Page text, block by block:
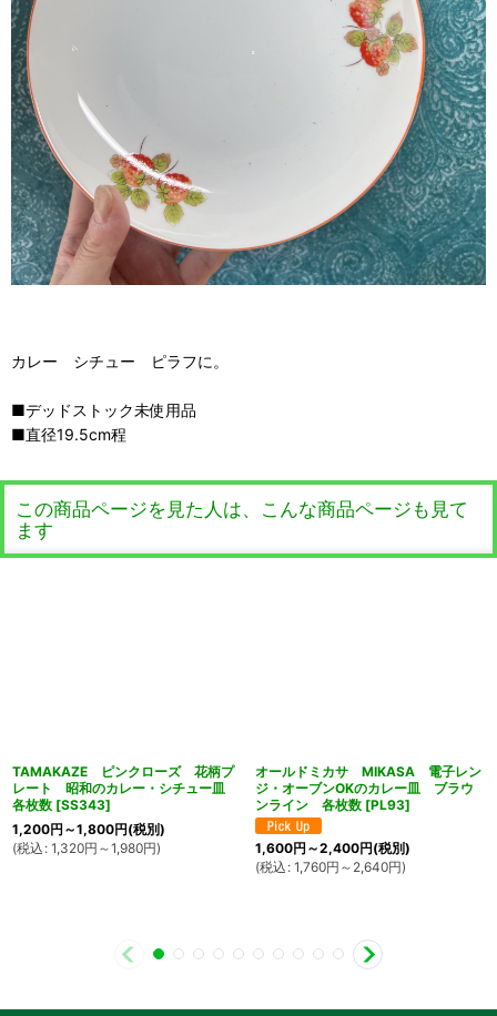
カレー シチュー ピラフに。
■デッドストック未使用品
■直径19.5cm程
この商品ページを見た人は、こんな商品ページも見て
ます
TAMAKAZE ピンクローズ 花柄プ
レート 昭和のカレー・シチュー皿
各枚数 [SS343]
1,200円 ～1,800円(税別)
(税込 : 1,320円 ～1,980円)
オールドミカサ MIKASA 電子レン
ジ・オーブンOKのカレー皿 ブラウ
ンライン 各枚数 [PL93]
1,600円 ～2,400円(税別)
(税込 : 1,760円 ～2,640円)